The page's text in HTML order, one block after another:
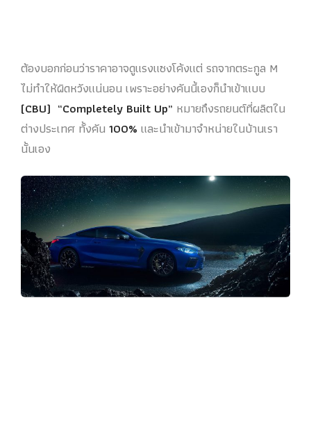
ต้องบอกก่อนว่าราคาอาจดูแรงแซงโค้งแต่ รถจากตระกูล M
ไม่ทำให้ผิดหวังแน่นอน เพราะอย่างคันนี้เองก็นำเข้าแบบ
(CBU) “Completely Built Up” หมายถึงรถยนต์ที่ผลิตใน
ต่างประเทศ ทั้งคัน 100% และนำเข้ามาจำหน่ายในบ้านเรา
นั้นเอง